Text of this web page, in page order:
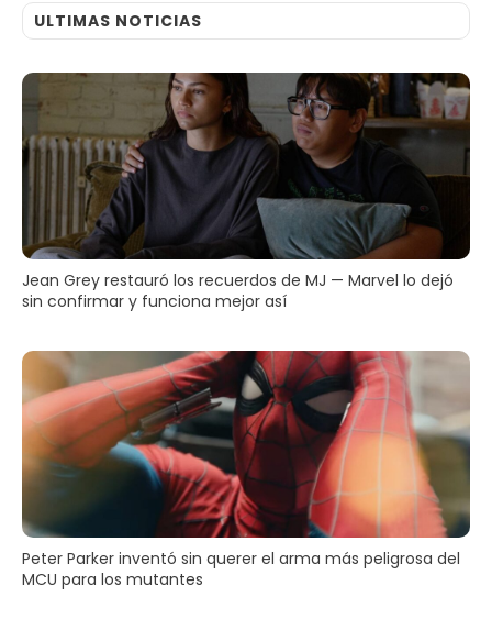
ULTIMAS NOTICIAS
Jean Grey restauró los recuerdos de MJ — Marvel lo dejó
sin confirmar y funciona mejor así
Peter Parker inventó sin querer el arma más peligrosa del
MCU para los mutantes